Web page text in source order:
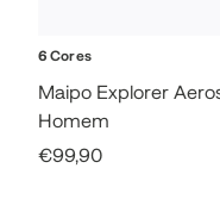
6 Cores
Maipo Explorer
Homem
Sale Price
€99,90